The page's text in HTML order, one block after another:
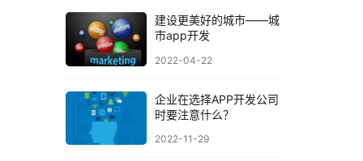
建设更美好的城市——城
市app开发
2022-04-22
企业在选择APP开发公司
时要注意什么？
2022-11-29